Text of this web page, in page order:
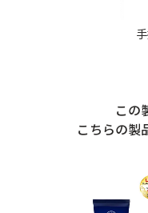
この
こちらの製